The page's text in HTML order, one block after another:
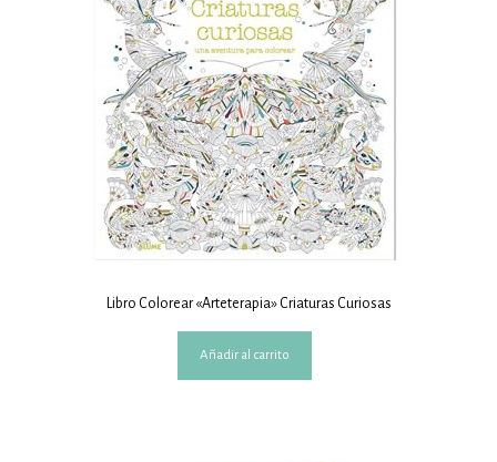
Libro Colorear «Arteterapia» Criaturas Curiosas
Añadir al carrito